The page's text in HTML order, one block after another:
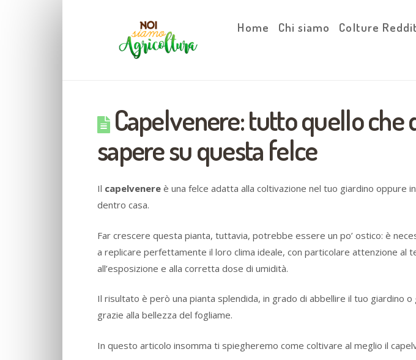
Home Chi siamo Colture
Capelvenere: tutto quello che
sapere su questa felce
Il capelvenere è una felce adatta alla coltivazione nel tuo giardino oppure
dentro casa.
Far crescere questa pianta, tuttavia, potrebbe essere un po’ ostico: è
a replicare perfettamente il loro clima ideale, con particolare attenzione al
all’esposizione e alla corretta dose di umidità.
Il risultato è però una pianta splendida, in grado di abbellire il tuo giardino o
grazie alla bellezza del fogliame.
In questo articolo insomma ti spiegheremo come coltivare al meglio il